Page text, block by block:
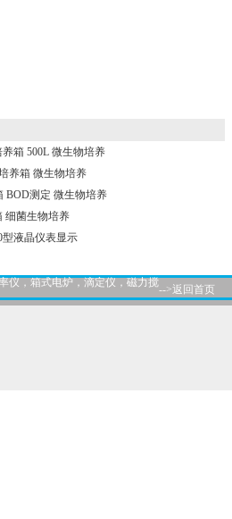
箱 500L 微生物培养
养箱 微生物培养
BOD测定 微生物培养
细菌生物培养
型液晶仪表显示
仪，箱式电炉，滴定仪，磁力搅
-->返回首页